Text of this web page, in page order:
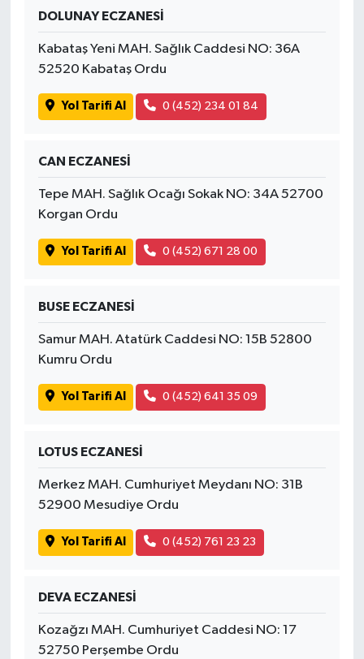
DOLUNAY ECZANESİ
Kabataş Yeni MAH. Sağlık Caddesi NO: 36A
52520 Kabataş Ordu
Yol Tarifi Al 0 (452) 234 01 84
CAN ECZANESİ
Tepe MAH. Sağlık Ocağı Sokak NO: 34A 52700
Korgan Ordu
Yol Tarifi Al 0 (452) 671 28 00
BUSE ECZANESİ
Samur MAH. Atatürk Caddesi NO: 15B 52800
Kumru Ordu
Yol Tarifi Al 0 (452) 641 35 09
LOTUS ECZANESİ
Merkez MAH. Cumhuriyet Meydanı NO: 31B
52900 Mesudiye Ordu
Yol Tarifi Al 0 (452) 761 23 23
DEVA ECZANESİ
Kozağzı MAH. Cumhuriyet Caddesi NO: 17
52750 Perşembe Ordu